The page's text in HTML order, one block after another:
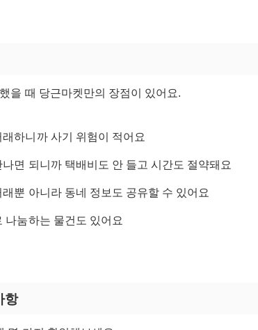
을 때 당근마켓만의 장점이 있어요.
하니까 사기 위험이 적어요
면 되니까 택배비도 안 들고 시간도 절약돼요
래뿐 아니라 동네 정보도 공유할 수 있어요
나눔하는 물건도 있어요
항